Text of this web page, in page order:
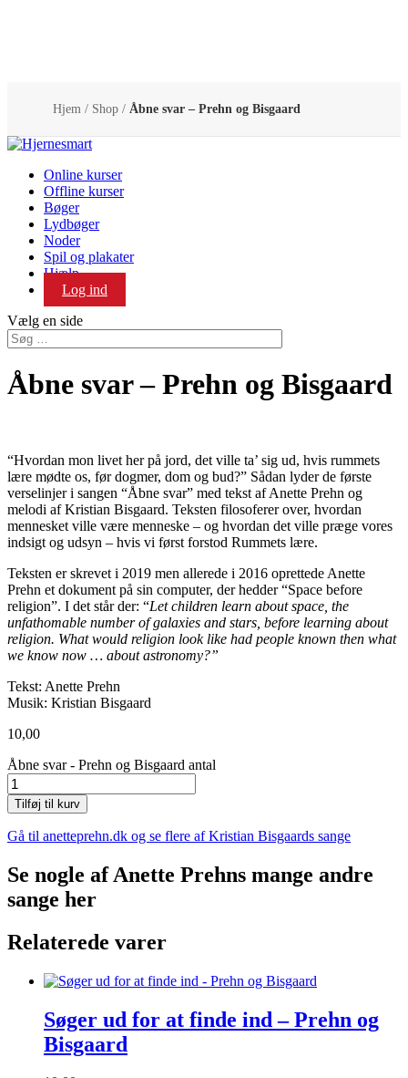
Hjem / Shop / Åbne svar – Prehn og Bisgaard
Online kurser
Offline kurser
Bøger
Lydbøger
Noder
Spil og plakater
Hjælp
Log ind
Vælg en side
Åbne svar – Prehn og Bisgaard
“Hvordan mon livet her på jord, det ville ta’ sig ud, hvis rummets
lære mødte os, før dogmer, dom og bud?” Sådan lyder de første
verselinjer i sangen “Åbne svar” med tekst af Anette Prehn og
melodi af Kristian Bisgaard. Teksten filosoferer over, hvordan
mennesket ville være menneske – og hvordan det ville præge vores
indsigt og udsyn – hvis vi først forstod Rummets lære.
Teksten er skrevet i 2019 men allerede i 2016 oprettede Anette
Prehn et dokument på sin computer, der hedder “Space before
religion”. I det står der: “Let children learn about space, the
unfathomable number of galaxies and stars, before learning about
religion. What would religion look like had people known then what
we know now … about astronomy?”
Tekst: Anette Prehn
Musik: Kristian Bisgaard
10,00
Åbne svar - Prehn og Bisgaard antal
Tilføj til kurv
Gå til anetteprehn.dk og se flere af Kristian Bisgaards sange
Se nogle af Anette Prehns mange andre
sange her
Relaterede varer
Søger ud for at finde ind – Prehn og
Bisgaard